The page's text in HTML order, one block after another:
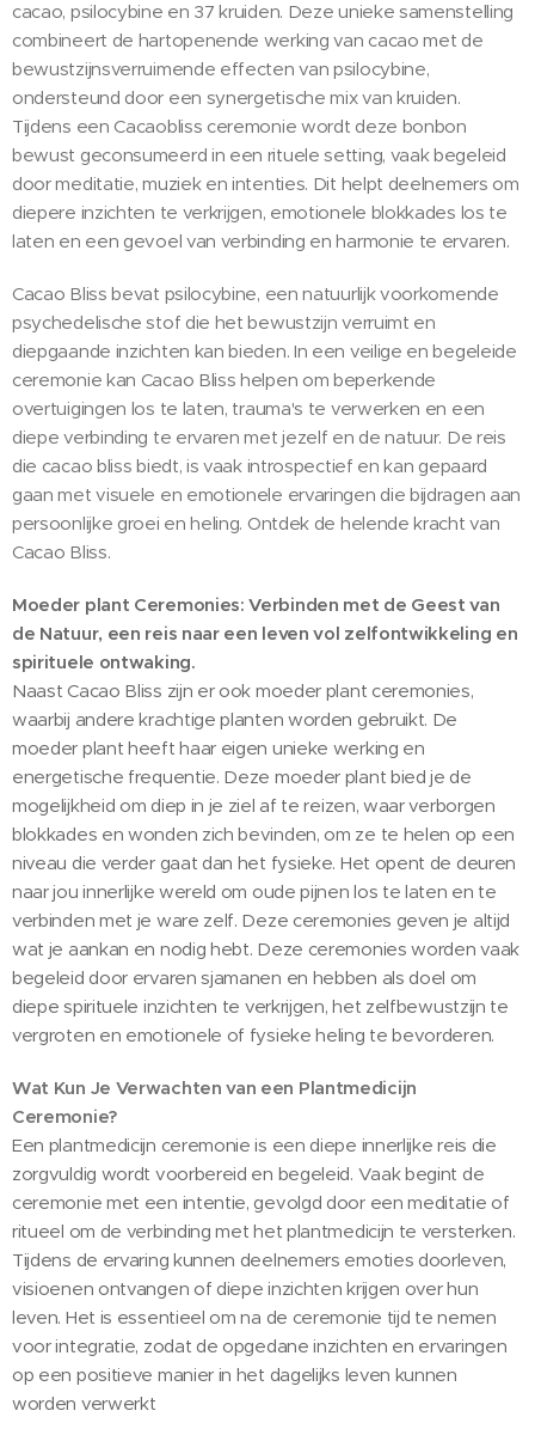
cacao, psilocybine en 37 kruiden. Deze unieke samenstelling
combineert de hartopenende werking van cacao met de
bewustzijnsverruimende effecten van psilocybine,
ondersteund door een synergetische mix van kruiden.
Tijdens een Cacaobliss ceremonie wordt deze bonbon
bewust geconsumeerd in een rituele setting, vaak begeleid
door meditatie, muziek en intenties. Dit helpt deelnemers om
diepere inzichten te verkrijgen, emotionele blokkades los te
laten en een gevoel van verbinding en harmonie te ervaren.
Cacao Bliss bevat psilocybine, een natuurlijk voorkomende
psychedelische stof die het bewustzijn verruimt en
diepgaande inzichten kan bieden. In een veilige en begeleide
ceremonie kan Cacao Bliss helpen om beperkende
overtuigingen los te laten, trauma's te verwerken en een
diepe verbinding te ervaren met jezelf en de natuur. De reis
die cacao bliss biedt, is vaak introspectief en kan gepaard
gaan met visuele en emotionele ervaringen die bijdragen aan
persoonlijke groei en heling. Ontdek de helende kracht van
Cacao Bliss.
Moeder plant Ceremonies: Verbinden met de Geest van
de Natuur, een reis naar een leven vol zelfontwikkeling en
spirituele ontwaking.
Naast Cacao Bliss zijn er ook moeder plant ceremonies,
waarbij andere krachtige planten worden gebruikt. De
moeder plant heeft haar eigen unieke werking en
energetische frequentie. Deze moeder plant bied je de
mogelijkheid om diep in je ziel af te reizen, waar verborgen
blokkades en wonden zich bevinden, om ze te helen op een
niveau die verder gaat dan het fysieke. Het opent de deuren
naar jou innerlijke wereld om oude pijnen los te laten en te
verbinden met je ware zelf. Deze ceremonies geven je altijd
wat je aankan en nodig hebt. Deze ceremonies worden vaak
begeleid door ervaren sjamanen en hebben als doel om
diepe spirituele inzichten te verkrijgen, het zelfbewustzijn te
vergroten en emotionele of fysieke heling te bevorderen.
Wat Kun Je Verwachten van een Plantmedicijn
Ceremonie?
Een plantmedicijn ceremonie is een diepe innerlijke reis die
zorgvuldig wordt voorbereid en begeleid. Vaak begint de
ceremonie met een intentie, gevolgd door een meditatie of
ritueel om de verbinding met het plantmedicijn te versterken.
Tijdens de ervaring kunnen deelnemers emoties doorleven,
visioenen ontvangen of diepe inzichten krijgen over hun
leven. Het is essentieel om na de ceremonie tijd te nemen
voor integratie, zodat de opgedane inzichten en ervaringen
op een positieve manier in het dagelijks leven kunnen
worden verwerkt